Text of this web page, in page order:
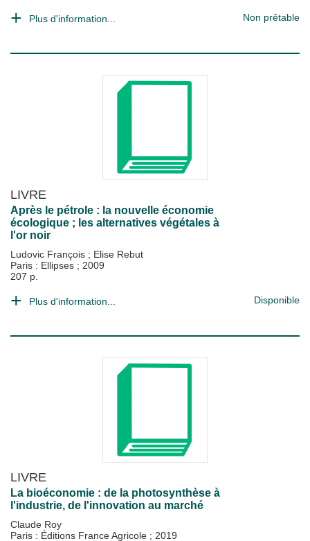
Plus d'information... Non prêtable
LIVRE
Après le pétrole : la nouvelle économie
écologique ; les alternatives végétales à
l'or noir
Ludovic François ; Elise Rebut
Paris : Ellipses ; 2009
207 p.
Plus d'information... Disponible
LIVRE
La bioéconomie : de la photosynthèse à
l'industrie, de l'innovation au marché
Claude Roy
Paris : Éditions France Agricole ; 2019